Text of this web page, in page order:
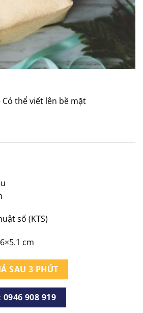
Có thể viết lên bề mặt
số (KTS)
cm
SAU 3 PHÚT
908 919